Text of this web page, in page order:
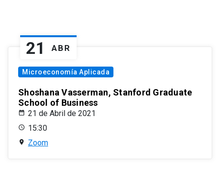
21 ABR
Microeconomía Aplicada
Shoshana Vasserman, Stanford Graduate
School of Business
21 de Abril de 2021
15:30
Zoom